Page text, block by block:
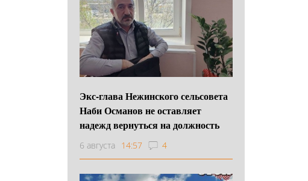
Экс-глава Нежинского сельсовета
Наби Османов не оставляет
надежд вернуться на должность
6 августа 14:57 4